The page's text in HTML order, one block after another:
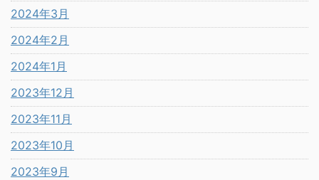
2024年3月
2024年2月
2024年1月
2023年12月
2023年11月
2023年10月
2023年9月